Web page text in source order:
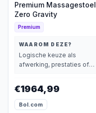
Premium Massagestoel
Zero Gravity
Premium
WAAROM DEZE?
Logische keuze als
afwerking, prestaties of
€1964,99
Bol.com